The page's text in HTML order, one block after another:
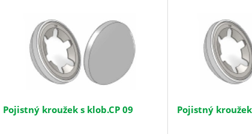
Pojistný kroužek s klob.CP 09 Pojistný kroužek